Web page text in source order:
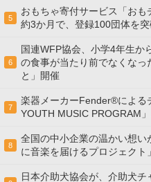
5
おもちゃ寄付サービス「お
約3か月で、登録100団体を突
6
国連WFP協会、小学4年生か
の食事が当たり前でなくなっ
と」開催
7
楽器メーカーFender®による
YOUTH MUSIC PROGRAM
8
全国の中小企業の温かい想
に音楽を届けるプロジェクト」
日本介助犬協会が、介助犬